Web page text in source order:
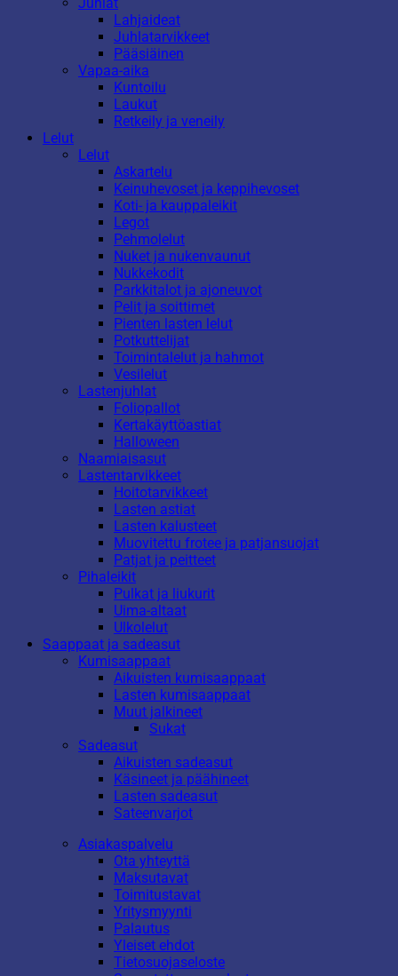
Lahjaideat
Juhlatarvikkeet
Pääsiäinen
Vapaa-aika
Kuntoilu
Laukut
Retkeily ja veneily
Lelut
Lelut
Askartelu
Keinuhevoset ja keppihevoset
Koti- ja kauppaleikit
Legot
Pehmolelut
Nuket ja nukenvaunut
Nukkekodit
Parkkitalot ja ajoneuvot
Pelit ja soittimet
Pienten lasten lelut
Potkuttelijat
Toimintalelut ja hahmot
Vesilelut
Lastenjuhlat
Foliopallot
Kertakäyttöastiat
Halloween
Naamiaisasut
Lastentarvikkeet
Hoitotarvikkeet
Lasten astiat
Lasten kalusteet
Muovitettu frotee ja patjansuojat
Patjat ja peitteet
Pihaleikit
Pulkat ja liukurit
Uima-altaat
Ulkolelut
Saappaat ja sadeasut
Kumisaappaat
Aikuisten kumisaappaat
Lasten kumisaappaat
Muut jalkineet
Sukat
Sadeasut
Aikuisten sadeasut
Käsineet ja päähineet
Lasten sadeasut
Sateenvarjot
Asiakaspalvelu
Ota yhteyttä
Maksutavat
Toimitustavat
Yritysmyynti
Palautus
Yleiset ehdot
Tietosuojaseloste